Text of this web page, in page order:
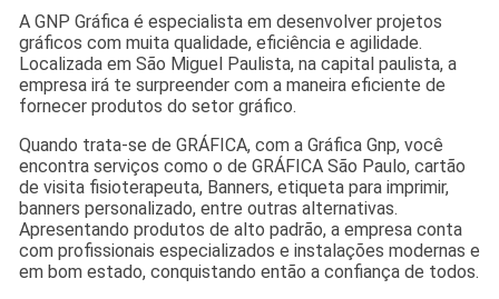
A GNP Gráfica é especialista em desenvolver projetos
gráficos com muita qualidade, eficiência e agilidade.
Localizada em São Miguel Paulista, na capital paulista, a
empresa irá te surpreender com a maneira eficiente de
fornecer produtos do setor gráfico.
Quando trata-se de GRÁFICA, com a Gráfica Gnp, você
encontra serviços como o de GRÁFICA São Paulo, cartão
de visita fisioterapeuta, Banners, etiqueta para imprimir,
banners personalizado, entre outras alternativas.
Apresentando produtos de alto padrão, a empresa conta
com profissionais especializados e instalações modernas e
em bom estado, conquistando então a confiança de todos.